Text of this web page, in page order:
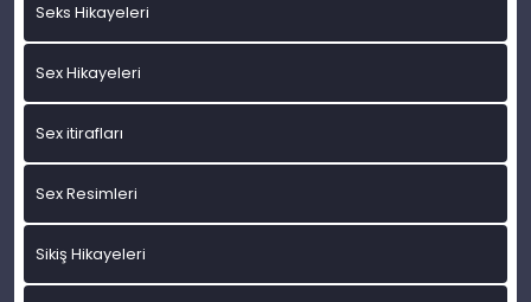
Seks Hikayeleri
Sex Hikayeleri
Sex itirafları
Sex Resimleri
Sikiş Hikayeleri